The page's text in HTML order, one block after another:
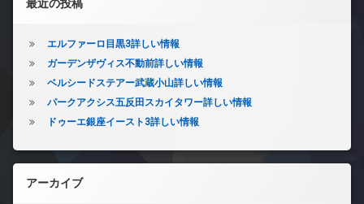
最近の投稿
エルファーロ目黒3詳しい情報
ガーデンザヴィス不動前詳しい情報
ベルシードステアー武蔵小山詳しい情報
パークアクシス五反田スカイタワー詳しい情報
ドゥーエ銀座イースト3詳しい情報
アーカイブ